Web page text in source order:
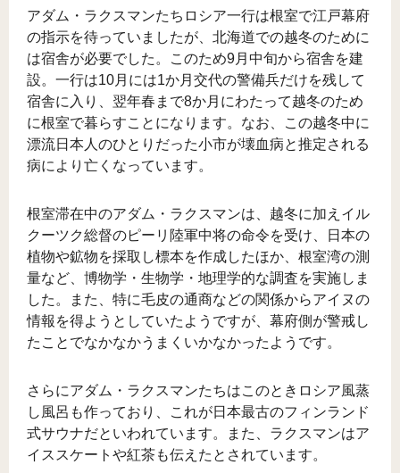
アダム・ラクスマンたちロシア一行は根室で江戸幕府
の指示を待っていましたが、北海道での越冬のために
は宿舎が必要でした。このため9月中旬から宿舎を建
設。一行は10月には1か月交代の警備兵だけを残して
宿舎に入り、翌年春まで8か月にわたって越冬のため
に根室で暮らすことになります。なお、この越冬中に
漂流日本人のひとりだった小市が壊血病と推定される
病により亡くなっています。
根室滞在中のアダム・ラクスマンは、越冬に加えイル
クーツク総督のピーリ陸軍中将の命令を受け、日本の
植物や鉱物を採取し標本を作成したほか、根室湾の測
量など、博物学・生物学・地理学的な調査を実施しま
した。また、特に毛皮の通商などの関係からアイヌの
情報を得ようとしていたようですが、幕府側が警戒し
たことでなかなかうまくいかなかったようです。
さらにアダム・ラクスマンたちはこのときロシア風蒸
し風呂も作っており、これが日本最古のフィンランド
式サウナだといわれています。また、ラクスマンはア
イススケートや紅茶も伝えたとされています。